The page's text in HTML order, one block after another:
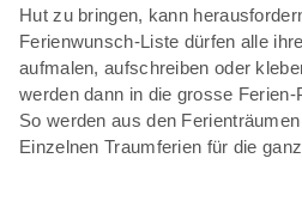
Hut zu bringen, kann
Ferienwunsch-Liste dürfen alle
aufmalen, aufschreiben oder
werden dann in die grosse
So werden aus den
Einzelnen Traumferien für die